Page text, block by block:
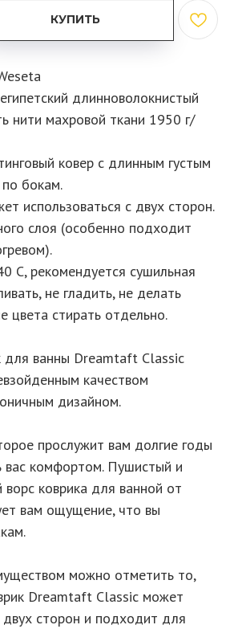
КУПИТЬ
длинноволокнистый
нити махровой ткани 1950 г/
ковер с длинным густым
бокам.
использоваться с двух сторон.
слоя (особенно подходит
С, рекомендуется сушильная
не гладить, не делать
цвета стирать отдельно.
для ванны Dreamtaft Classic
качеством
дизайном.
прослужит вам долгие годы
вас комфортом. Пушистый и
коврика для ванной от
вам ощущение, что вы
можно отметить то,
Dreamtaft Classic может
двух сторон и подходит для